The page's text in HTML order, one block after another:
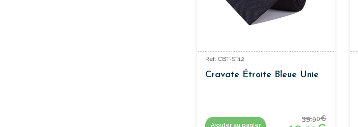
Ref: CBT-ST12
Cravate Étroite Bleue Unie
Ajouter au panier
39,90€